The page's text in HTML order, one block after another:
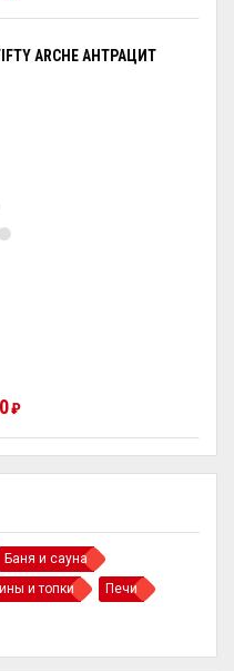
Баня и сауна
и топки
Печи
ARCHE АНТРАЦИТ
₽